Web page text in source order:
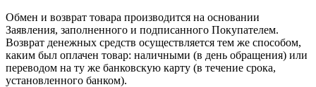
Обмен и возврат товара производится на основании
Заявления, заполненного и подписанного Покупателем.
Возврат денежных средств осуществляется тем же способом,
каким был оплачен товар: наличными (в день обращения) или
переводом на ту же банковскую карту (в течение срока,
установленного банком).